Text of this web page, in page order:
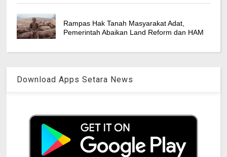
Rampas Hak Tanah Masyarakat Adat,
Pemerintah Abaikan Land Reform dan HAM
Download Apps Setara News